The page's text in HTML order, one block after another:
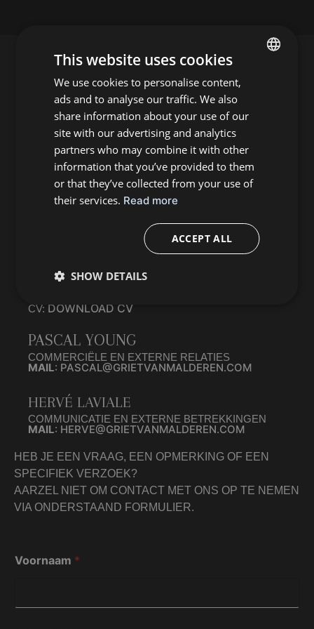
Abonnement op nieuwsbrief
GRIET VAN MALDEREN
MAIL : INFO@GRIETVANMALDEREN.COM
CV: DOWNLOAD CV
PASCAL YOUNG
COMMERCIËLE EN EXTERNE RELATIES
MAIL: PASCAL@GRIETVANMALDEREN.COM
HERVÉ LAVIALE
COMMUNICATIE EN EXTERNE BETREKKINGEN
MAIL: HERVE@GRIETVANMALDEREN.COM
HEB JE EEN VRAAG, EEN OPMERKING OF EEN
SPECIFIEK VERZOEK?
AARZEL NIET OM CONTACT MET ONS OP TE NEMEN
VIA ONDERSTAAND FORMULIER.
Voornaam *
This website uses cookies
We use cookies to personalise content,
ads and to analyse our traffic. We also
share information about your use of our
site with our advertising and analytics
partners who may combine it with other
information that you’ve provided to them
or that they’ve collected from your use of
their services. Read more
ACCEPT ALL
SHOW DETAILS